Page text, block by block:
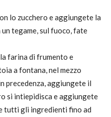
lo zucchero e aggiungete la
tegame, sul fuoco, fate
farina di frumento e
a fontana, nel mezzo
precedenza, aggiungete il
si intiepidisca e aggiungete
tutti gli ingredienti fino ad